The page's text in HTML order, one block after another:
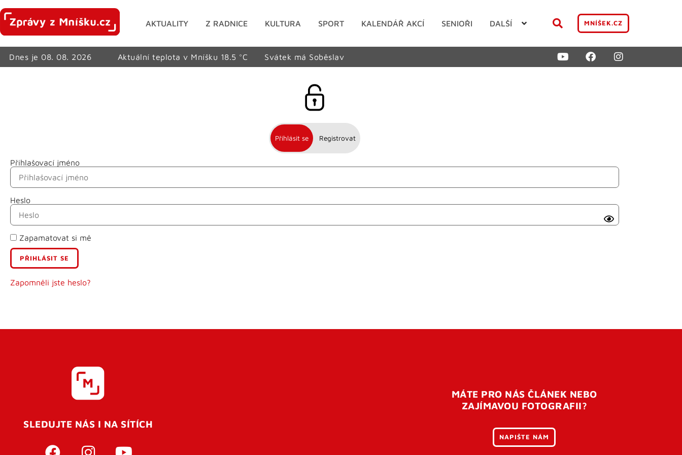
AKTUALITY Z RADNICE KULTURA SPORT KALENDÁŘ AKCÍ SENIOŘI DALŠÍ MNÍŠEK.CZ
Dnes je 08. 08. 2026 Aktuální teplota v Mníšku 18.5 °C Svátek má Soběslav
Přihlásit se Registrovat
Přihlašovací jméno
Heslo
Zapamatovat si mě
Zapomněli jste heslo?
Jméno
Příjmení
E-mail
Uživatelské jméno
SLEDUJTE NÁS I NA SÍTÍCH
MÁTE PRO NÁS ČLÁNEK NEBO
ZAJÍMAVOU FOTOGRAFII?
NAPIŠTE NÁM